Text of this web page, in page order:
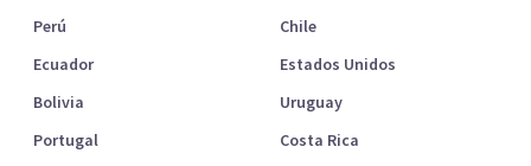
Perú
Chile
Ecuador
Estados Unidos
Bolivia
Uruguay
Portugal
Costa Rica